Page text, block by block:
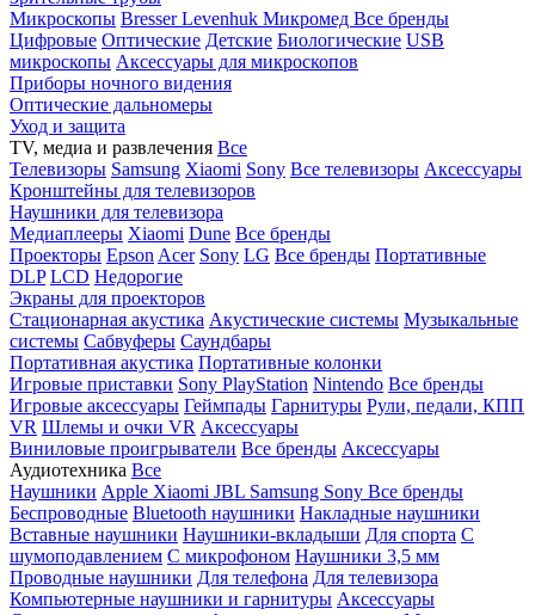
Микроскопы BresserLevenhuk Микромед Все бренды
Цифровые Оптические Детские Биологические USB
микроскопы Аксессуары для микроскопов
Приборы ночного видения
Оптические дальномеры
Уход и защита
TV, медиа и развлечения Все
Телевизоры Samsung Xiaomi Sony Все телевизоры Аксессуары
Кронштейны для телевизоров
Наушники для телевизора
Медиаплееры Xiaomi Dune Все бренды
Проекторы Epson Acer Sony LG Все бренды Портативные
DLP LCD Недорогие
Экраны для проекторов
Стационарная акустика Акустические системы Музыкальные
системы Сабвуферы Саундбары
Портативная акустика Портативные колонки
Игровые приставки Sony PlayStation Nintendo Все бренды
Игровые аксессуары Геймпады Гарнитуры Рули, педали, КПП
VR Шлемы и очки VR Аксессуары
Виниловые проигрыватели Все бренды Аксессуары
Аудиотехника Все
Наушники Apple Xiaomi JBL Samsung Sony Все бренды
Беспроводные Bluetooth наушники Накладные наушники
Вставные наушники Наушники-вкладыши Для спорта С
шумоподавлением С микрофоном Наушники 3,5 мм
Проводные наушники Для телефона Для телевизора
Компьютерные наушники и гарнитуры Аксессуары